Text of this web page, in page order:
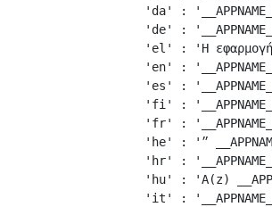
'da' :
'de' :
'el' : 'Η
'en' :
'es' :
'fi' :
'fr' :
    'he' : '״ __APPNAME__״ מבקש לסיים התהליך הנבחר.',
'hr' :
'hu' : 'A(z)
'it' :